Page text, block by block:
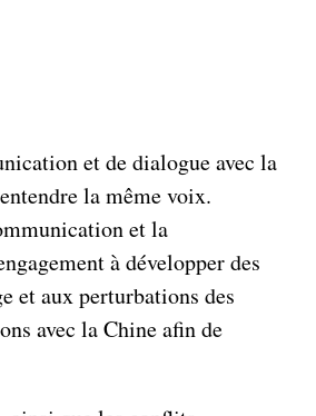
et de dialogue avec la
la même voix.
et la
à développer des
et aux perturbations des
avec la Chine afin de